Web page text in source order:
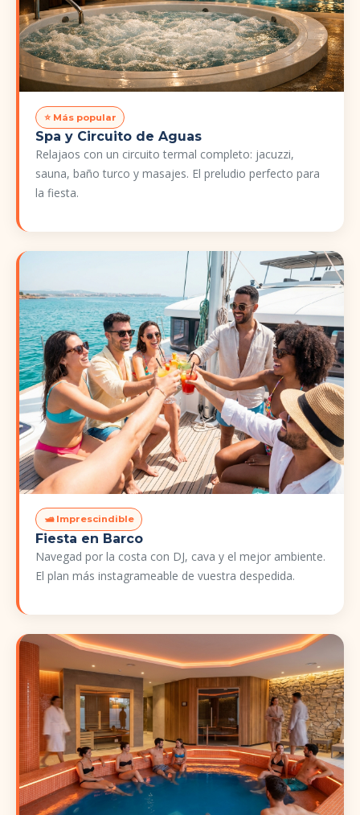
⭐ Más popular
Spa y Circuito de Aguas
Relajaos con un circuito termal completo: jacuzzi,
sauna, baño turco y masajes. El preludio perfecto para
la fiesta.
🛥️ Imprescindible
Fiesta en Barco
Navegad por la costa con DJ, cava y el mejor ambiente.
El plan más instagrameable de vuestra despedida.